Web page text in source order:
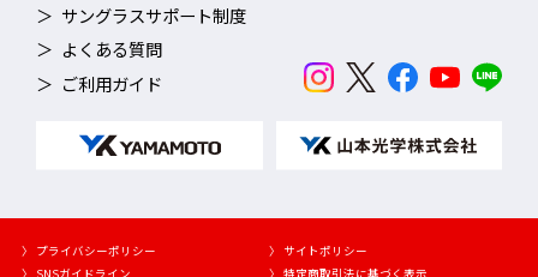
サングラスサポート制度
よくある質問
ご利用ガイド
〉 プライバシーポリシー
〉 サイトポリシー
〉 SNSガイドライン
〉 特定商取引法に基づく表示